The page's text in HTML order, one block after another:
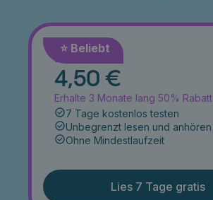
⭐️ Beliebt
Monat
4,50 €
Erhalte 3 Monate lang 50% Rabatt
7 Tage kostenlos testen
Unbegrenzt lesen und anhören
Ohne Mindestlaufzeit
Lies 7 Tage gratis